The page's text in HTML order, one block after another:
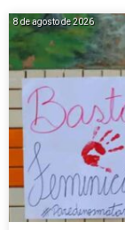
8 de agosto de 2026